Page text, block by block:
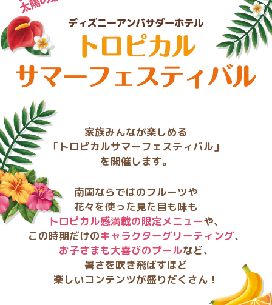
家族みんなが楽しめる
「トロピカルサマーフェスティバル」
を開催します。
南国ならではのフルーツや
花々を使った見た目も味も
トロピカル感満載の限定メニューや、
この時期だけのキャラクターグリーティング、
お子さまも大喜びのプールなど、
暑さを吹き飛ばすほど
楽しいコンテンツが盛りだくさん！